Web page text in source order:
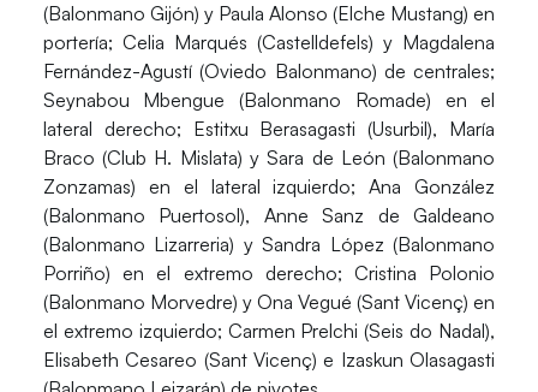
(Balonmano Gijón) y Paula Alonso (Elche Mustang) en
portería; Celia Marqués (Castelldefels) y Magdalena
Fernández-Agustí(Oviedo Balonmano) de centrales;
Seynabou Mbengue (Balonmano Romade) en el
lateral derecho; Estitxu Berasagasti (Usurbil), María
Braco (Club H. Mislata) ySara de León (Balonmano
Zonzamas) en el lateral izquierdo;Ana González
(Balonmano Puertosol), Anne Sanz de Galdeano
(Balonmano Lizarreria) ySandra López (Balonmano
Porriño) en el extremo derecho; Cristina Polonio
(Balonmano Morvedre) y Ona Vegué (Sant Vicenç) en
el extremo izquierdo; Carmen Prelchi (Seis do Nadal),
Elisabeth Cesareo (Sant Vicenç) e Izaskun Olasagasti